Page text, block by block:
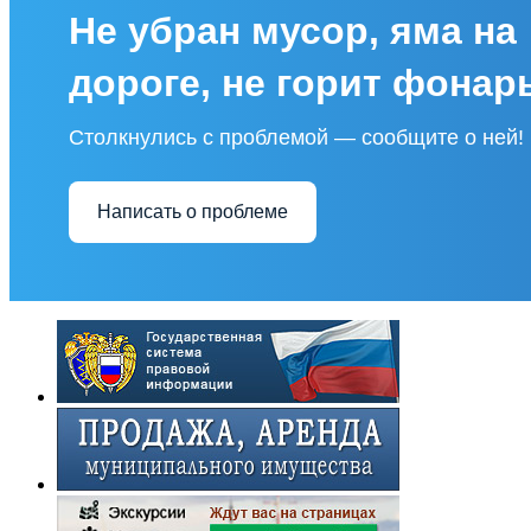
Не убран мусор, яма на
дороге, не горит
Столкнулись с проблемой — сообщите о ней!
Написать о проблеме